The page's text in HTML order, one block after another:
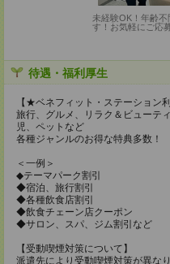
未経験OK！年齢不
す！お気軽にご応
待遇・福利厚生
【★ベネフィット・ステーション
旅行、グルメ、リラク＆ビューテ
児、ペットなど
各種ジャンルのお得な特典多数！
＜一例＞
◆テーマパーク割引
◆宿泊、旅行割引
◆各種飲食店割引
◆飲食チェーン店クーポン
◆サロン、スパ、ジム割引など
【受動喫煙対策について】
派遣先により受動喫煙対策が異なり